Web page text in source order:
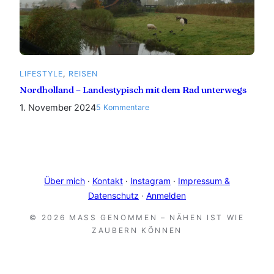
LIFESTYLE, REISEN
Nordholland – Landestypisch mit dem Rad unterwegs
1. November 20245 Kommentarezu
Rad
unterwegs
Über mich · Kontakt · Instagram · Impressum &
Datenschutz · Anmelden
© 2026 MASS GENOMMEN – NÄHEN IST WIE Z
AUBERN KÖNNEN